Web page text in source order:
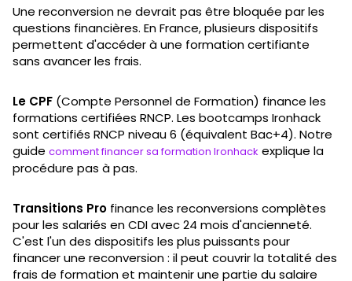
Une reconversion ne devrait pas être bloquée par les
questions financières. En France, plusieurs dispositifs
permettent d'accéder à une formation certifiante
sans avancer les frais.
Le CPF (Compte Personnel de Formation) finance les
formations certifiées RNCP. Les bootcamps Ironhack
sont certifiés RNCP niveau 6 (équivalent Bac+4). Notre
guide comment financer sa formation Ironhack explique la
procédure pas à pas.
Transitions Pro finance les reconversions complètes
pour les salariés en CDI avec 24 mois d'ancienneté.
C'est l'un des dispositifs les plus puissants pour
financer une reconversion : il peut couvrir la totalité des
frais de formation et maintenir une partie du salaire